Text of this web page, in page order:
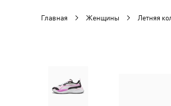
Главная Женщины Летняя